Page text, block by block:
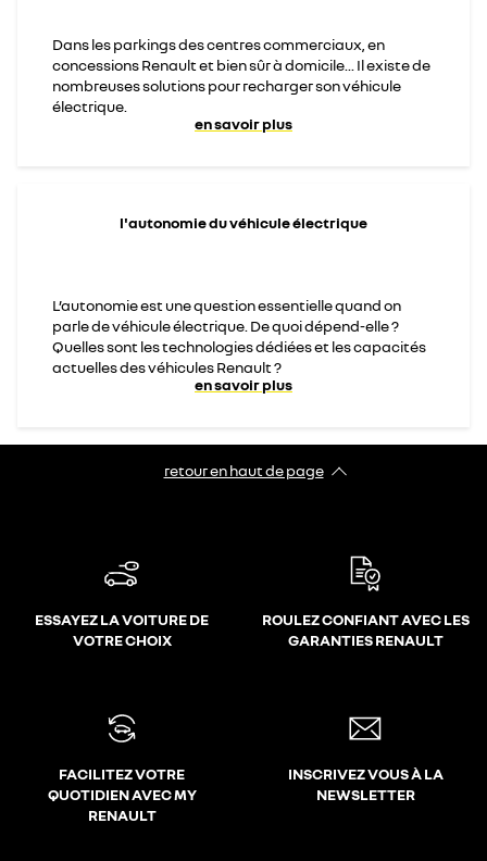
Dans les parkings des centres commerciaux, en
concessions Renault et bien sûr à domicile... Il existe de
nombreuses solutions pour recharger son véhicule
électrique.
en savoir plus
l'autonomie du véhicule électrique
L’autonomie est une question essentielle quand on
parle de véhicule électrique. De quoi dépend-elle ?
Quelles sont les technologies dédiées et les capacités
actuelles des véhicules Renault ?
en savoir plus
retour en haut de page​
ESSAYEZ LA VOITURE DE
VOTRE CHOIX
ROULEZ CONFIANT AVEC LES
GARANTIES RENAULT
FACILITEZ VOTRE
QUOTIDIEN AVEC MY
RENAULT
INSCRIVEZ VOUS À LA
NEWSLETTER